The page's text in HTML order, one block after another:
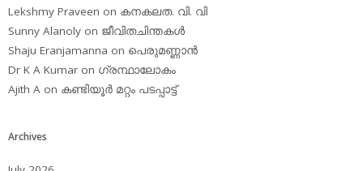
Lekshmy Praveen on കനകലത. വി. വി
Sunny Alanoly on ജീവിതചിന്തകള്‍
Shaju Eranjamanna on പെരുമണ്ണാന്‍
Dr K A Kumar on ഗ്രന്ഥാലോകം
Ajith A on കണ്ടിയൂര്‍ മറ്റം പടപ്പാട്ട്‌
Archives